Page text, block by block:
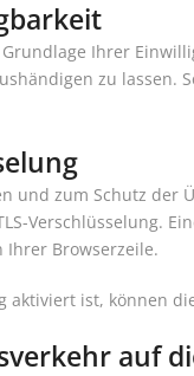
Ihrer
zu
und zum Schutz
Verschlüsselung.
Ihrer Browserzeile.
aktiviert ist,
auf